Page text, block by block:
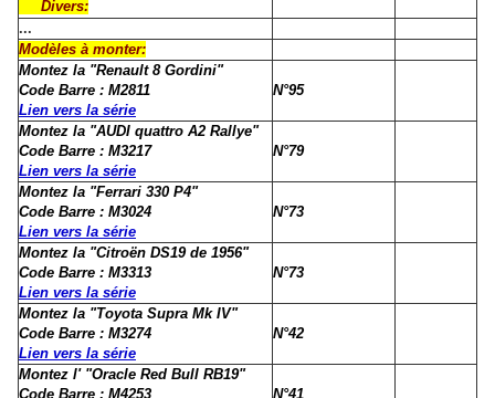
Divers:
...
Modèles à monter:
Montez la "Renault 8 Gordini"
Code Barre : M2811
Lien vers la série
N°95
Montez la "AUDI quattro A2 Rallye"
Code Barre : M3217
Lien vers la série
N°79
Montez la "Ferrari 330 P4"
Code Barre : M3024
Lien vers la série
N°73
Montez la "Citroën DS19 de 1956"
Code Barre : M3313
Lien vers la série
N°73
Montez la "Toyota Supra Mk IV"
Code Barre : M3274
Lien vers la série
N°42
Montez l' "Oracle Red Bull RB19"
Code Barre : M4253
N°41